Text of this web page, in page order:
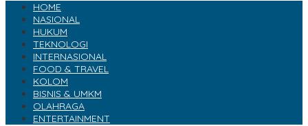
HOME
NASIONAL
HUKUM
TEKNOLOGI
INTERNASIONAL
FOOD & TRAVEL
KOLOM
BISNIS & UMKM
OLAHRAGA
ENTERTAINMENT